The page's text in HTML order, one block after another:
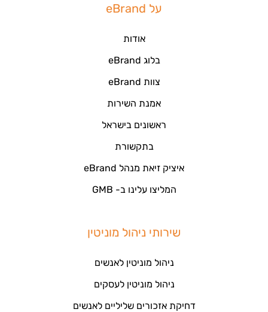
על eBrand
אודות
בלוג eBrand
צוות eBrand
אמנת השירות
ראשונים בישראל
בתקשורת
איציק זיאת מנהל eBrand
המליצו עלינו ב- GMB
שירותי ניהול מוניטין
ניהול מוניטין לאנשים
ניהול מוניטין לעסקים
דחיקת אזכורים שליליים לאנשים